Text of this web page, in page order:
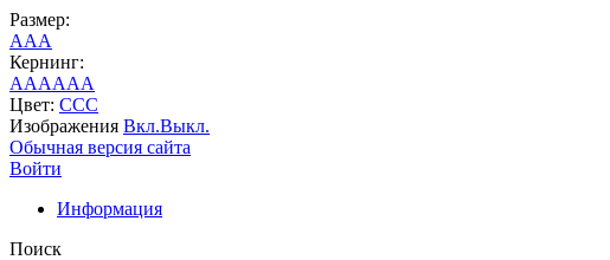
Размер:
AAA
Кернинг:
AAAAAA
Цвет: CCC
Изображения Вкл.Выкл.
Обычная версия сайта
Войти
Информация
Поиск